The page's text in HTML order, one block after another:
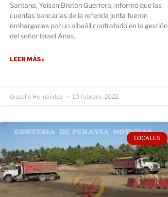
Santana, Yeison Bretón Guerrero, informó que las
cuentas bancarias de la referida junta fueron
embargadas por un albañil contratado en la gestión
del señor Israel Arias.
LEER MÁS »
Gisselle Hernández 10 febrero, 2022
LOCALES